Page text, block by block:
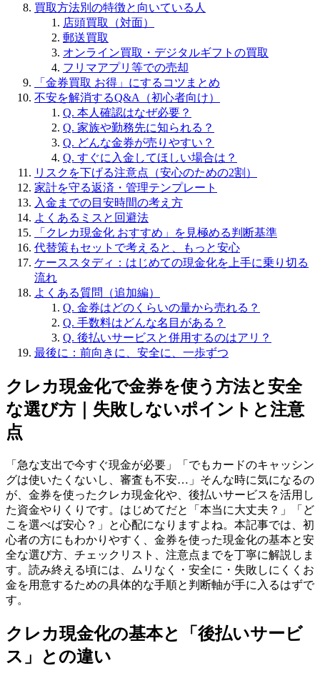
買取方法別の特徴と向いている人
店頭買取（対面）
郵送買取
オンライン買取・デジタルギフトの買取
フリマアプリ等での売却
「金券買取 お得」にするコツまとめ
不安を解消するQ&A（初心者向け）
Q. 本人確認はなぜ必要？
Q. 家族や勤務先に知られる？
Q. どんな金券が売りやすい？
Q. すぐに入金してほしい場合は？
リスクを下げる注意点（安心のための2割）
家計を守る返済・管理テンプレート
入金までの目安時間の考え方
よくあるミスと回避法
「クレカ現金化 おすすめ」を見極める判断基準
代替策もセットで考えると、もっと安心
ケーススタディ：はじめての現金化を上手に乗り切る
流れ
よくある質問（追加編）
Q. 金券はどのくらいの量から売れる？
Q. 手数料はどんな名目がある？
Q. 後払いサービスと併用するのはアリ？
最後に：前向きに、安全に、一歩ずつ
クレカ現金化で金券を使う方法と安全
な選び方｜失敗しないポイントと注意
点
「急な支出で今すぐ現金が必要」「でもカードのキャッシン
グは使いたくないし、審査も不安…」そんな時に気になるの
が、金券を使ったクレカ現金化や、後払いサービスを活用し
た資金やりくりです。はじめてだと「本当に大丈夫？」「ど
こを選べば安心？」と心配になりますよね。本記事では、初
心者の方にもわかりやすく、金券を使った現金化の基本と安
全な選び方、チェックリスト、注意点までを丁寧に解説しま
す。読み終える頃には、ムリなく・安全に・失敗しにくくお
金を用意するための具体的な手順と判断軸が手に入るはずで
す。
クレカ現金化の基本と「後払いサービ
ス」との違い